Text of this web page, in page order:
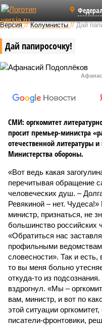
Версия //Колумнисты //Дай
Дай папиросочку!
СМИ: оргкомитет
просит премьер-министра
отечественной литературы
Министерства обороны.
«Вот ведь какая
перечитывая обращение
человеческих душ. –
Ревякиной – нет.
министр, признаться, не
большинство российских
«Обратиться нас
профильными
словесности». Так и
то вы меня больно
откуда-то из
вздрогнул. «Мы –
вам, министр, и вот по
этой ситуации
писатели-фронтовики,